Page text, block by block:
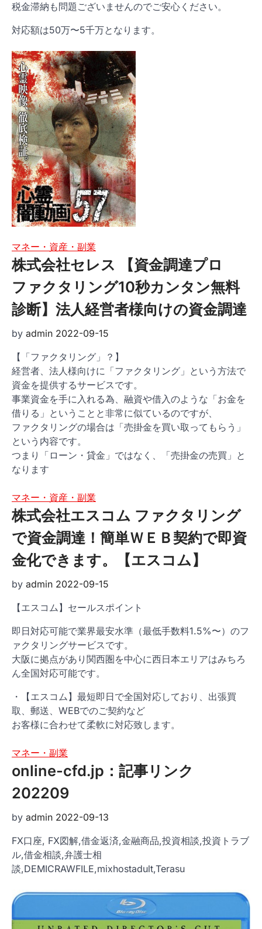
税金滞納も問題ございませんのでご安心ください。
対応額は50万〜5千万となります。
マネー・資産・副業
株式会社セレス 【資金調達プロ
ファクタリング10秒カンタン無料
診断】法人経営者様向けの資金調達
by admin 2022-09-15
【「ファクタリング」？】
経営者、法人様向けに「ファクタリング」という方法で
資金を提供するサービスです。
事業資金を手に入れる為、融資や借入のような「お金を
借りる」ということと非常に似ているのですが、
ファクタリングの場合は「売掛金を買い取ってもらう」
という内容です。
つまり「ローン・貸金」ではなく、「売掛金の売買」と
なります
マネー・資産・副業
株式会社エスコム ファクタリング
で資金調達！簡単ＷＥＢ契約で即資
金化できます。【エスコム】
by admin 2022-09-15
【エスコム】セールスポイント
即日対応可能で業界最安水準（最低手数料1.5%〜）のフ
ァクタリングサービスです。
大阪に拠点があり関西圏を中心に西日本エリアはみちろ
ん全国対応可能です。
・【エスコム】最短即日で全国対応しており、出張買
取、郵送、WEBでのご契約など
お客様に合わせて柔軟に対応致します。
マネー・副業
online-cfd.jp：記事リンク
202209
by admin 2022-09-13
FX口座, FX図解,借金返済,金融商品,投資相談,投資トラブ
ル,借金相談,弁護士相
談,DEMICRAWFILE,mixhostadult,Terasu